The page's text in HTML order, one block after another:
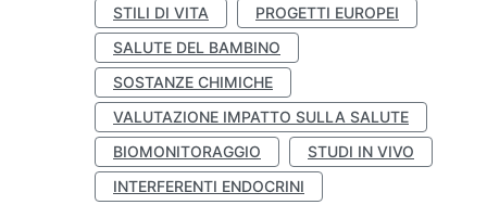
STILI DI VITA
PROGETTI EUROPEI
SALUTE DEL BAMBINO
SOSTANZE CHIMICHE
VALUTAZIONE IMPATTO SULLA SALUTE
BIOMONITORAGGIO
STUDI IN VIVO
INTERFERENTI ENDOCRINI